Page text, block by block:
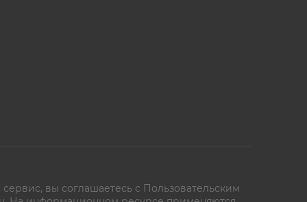
вы соглашаетесь с Пользовательским